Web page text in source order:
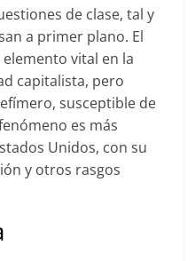
de clase, tal y
a primer plano. El
vital en la
capitalista, pero
susceptible de
es más
Unidos, con su
y otros rasgos